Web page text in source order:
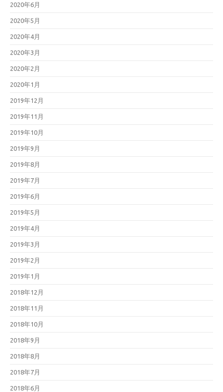
2020年6月
2020年5月
2020年4月
2020年3月
2020年2月
2020年1月
2019年12月
2019年11月
2019年10月
2019年9月
2019年8月
2019年7月
2019年6月
2019年5月
2019年4月
2019年3月
2019年2月
2019年1月
2018年12月
2018年11月
2018年10月
2018年9月
2018年8月
2018年7月
2018年6月